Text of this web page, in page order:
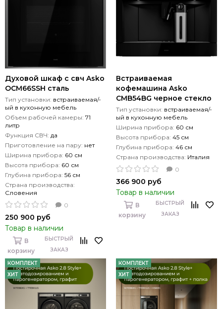
Духовой шкаф с свч Asko
OCM66SSH сталь
Тип установки: встраиваемая/-
ый в кухонную мебель
Объем рабочей камеры: 71
литр
Функция СВЧ: да
Приготовление на пару: нет
Ширина прибора: 60 см
Высота прибора: 60 см
Глубина прибора: 56 см
Страна производства:
Словения
0
250 900 руб
Товар в наличии
В
корзину
БЫСТРЫЙ
ЗАКАЗ
Встраиваемая
кофемашина Asko
CMB54BG черное стекло
Тип установки: встраиваемая/-
ый в кухонную мебель
Ширина прибора: 60 см
Высота прибора: 45 см
Глубина прибора: 46 см
Страна производства: Италия
0
366 900 руб
Товар в наличии
В
корзину
БЫСТРЫЙ
ЗАКАЗ
КОМПЛЕКТ
ХИТ
КОМПЛЕКТ
ХИТ